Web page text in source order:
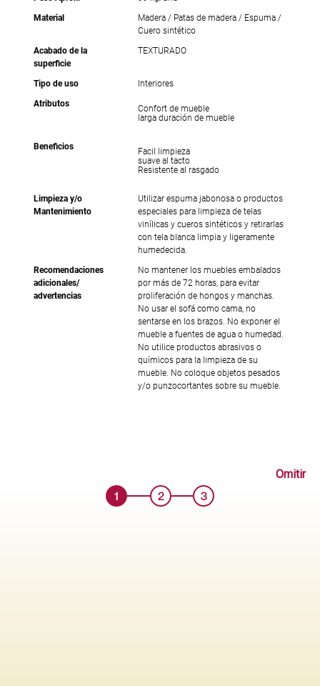
Material
Madera / Patas de madera / Espuma /
Cuero sintético
Acabado de la
superficie
TEXTURADO
Tipo de uso
Interiores
Atributos
Confort de mueble
larga duración de mueble
Beneficios
Facil limpieza
suave al tacto
Resistente al rasgado
Limpieza y/o
Mantenimiento
Utilizar espuma jabonosa o productos
especiales para limpieza de telas
vinílicas y cueros sintéticos y retirarlas
con tela blanca limpia y ligeramente
humedecida.
Recomendaciones
adicionales/
advertencias
No mantener los muebles embalados
por más de 72 horas, para evitar
proliferación de hongos y manchas.
No usar el sofá como cama, no
sentarse en los brazos. No exponer el
mueble a fuentes de agua o humedad.
No utilice productos abrasivos o
químicos para la limpieza de su
mueble. No coloque objetos pesados
y/o punzocortantes sobre su mueble.